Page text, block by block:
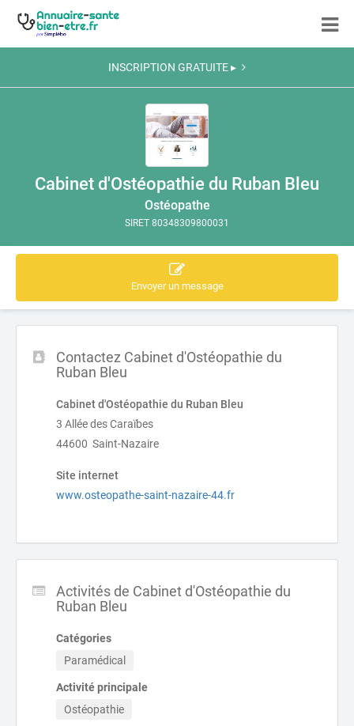
INSCRIPTION GRATUITE ▸
Cabinet d'Ostéopathie du Ruban Bleu
Ostéopathe
SIRET 80348309800031
Envoyer un message
Contactez Cabinet d'Ostéopathie du
Ruban Bleu
Cabinet d'Ostéopathie du Ruban Bleu
3 Allée des Caraïbes
44600 Saint-Nazaire
Site internet
www.osteopathe-saint-nazaire-44.fr
Activités de Cabinet d'Ostéopathie du
Ruban Bleu
Catégories
Paramédical
Activité principale
Ostéopathie